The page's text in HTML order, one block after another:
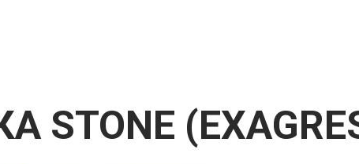
STONE